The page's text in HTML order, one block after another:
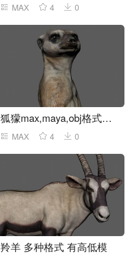
MAX 4 0
狐獴max,maya,obj格式模型
MAX 4 0
羚羊 多种格式 有高低模